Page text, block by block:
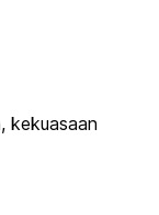
kekuasaan